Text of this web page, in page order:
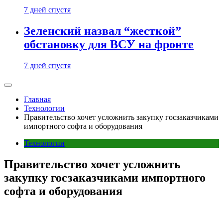
7 дней спустя
Зеленский назвал “жесткой”
обстановку для ВСУ на фронте
7 дней спустя
Главная
Технологии
Правительство хочет усложнить закупку госзаказчиками
импортного софта и оборудования
Технологии
Правительство хочет усложнить
закупку госзаказчиками импортного
софта и оборудования